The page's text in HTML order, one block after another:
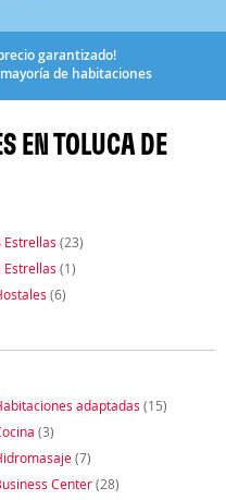
garantizado!
de habitaciones
EN TOLUCA DE
Estrellas (23)
Estrellas (1)
(6)
adaptadas (15)
(3)
(7)
Center(28)